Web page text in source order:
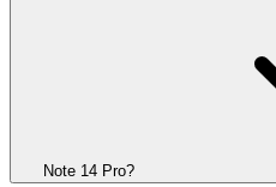
Note 14 Pro?